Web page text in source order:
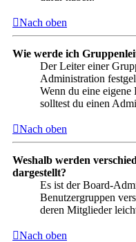
Nach oben
Wie werde ich
Der Leiter einer
Administration
Wenn du eine eigene
solltest du einen
Nach oben
Weshalb werden
dargestellt?
Es ist der Board-
Benutzergruppen
deren Mitglieder
Nach oben